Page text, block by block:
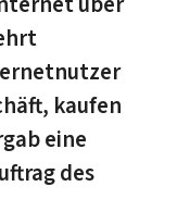
kaufen
eine
des